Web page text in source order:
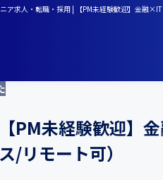
ア求人・転職・採用 | 【PM未経験歓迎】金融
【PM未経験歓迎】
ス/リモート可）